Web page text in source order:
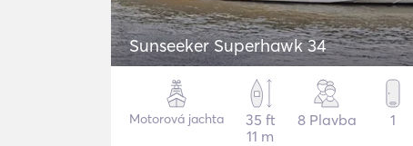
Sunseeker Superhawk 34
Motorová jachta
35 ft
11 m
8 Plavba 1